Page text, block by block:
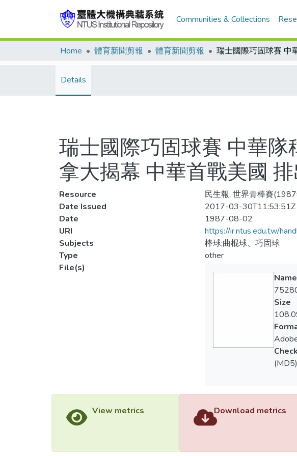
Communities & Collections
Home 體育新聞剪報 體育新聞剪報
Details
瑞士國際巧固球賽 中華
拿大揭幕 中華首戰美國
Resource
民生報, 世界青棒賽
Date Issued
2017-03-30T11:53:51Z
Date
1987-08-02
URI
https://ir.ntus.edu.tw/
Subjects
棒球;曲棍球、巧固球
Type
other
File(s)
Name
Size
View metrics Download metrics